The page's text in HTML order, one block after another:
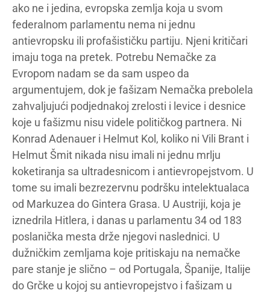
ako ne i jedina, evropska zemlja koja u svom
federalnom parlamentu nema ni jednu
antievropsku ili profašističku partiju. Njeni kritičari
imaju toga na pretek. Potrebu Nemačke za
Evropom nadam se da sam uspeo da
argumentujem, dok je fašizam Nemačka prebolela
zahvaljujući podjednakoj zrelosti i levice i desnice
koje u fašizmu nisu videle političkog partnera. Ni
Konrad Adenauer i Helmut Kol, koliko ni Vili Brant i
Helmut Šmit nikada nisu imali ni jednu mrlju
koketiranja sa ultradesnicom i antievropejstvom. U
tome su imali bezrezervnu podršku intelektualaca
od Markuzea do Gintera Grasa. U Austriji, koja je
iznedrila Hitlera, i danas u parlamentu 34 od 183
poslanička mesta drže njegovi naslednici. U
dužničkim zemljama koje pritiskaju na nemačke
pare stanje je slično – od Portugala, Španije, Italije
do Grčke u kojoj su antievropejstvo i fašizam u